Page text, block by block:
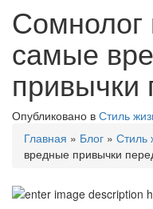
Сомнолог
самые
привычки
Опубликовано в Стиль
Главная » Блог » Стиль
вредные привычки